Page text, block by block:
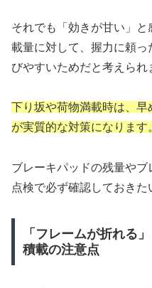
それでも「効きが甘い」
載量に対して、握力に頼
びやすいためだと考えられ
下り坂や荷物満載時は、
が実質的な対策になります
ブレーキパッドの残量や
点検で必ず確認しておきた
「フレームが折れる
積載の注意点